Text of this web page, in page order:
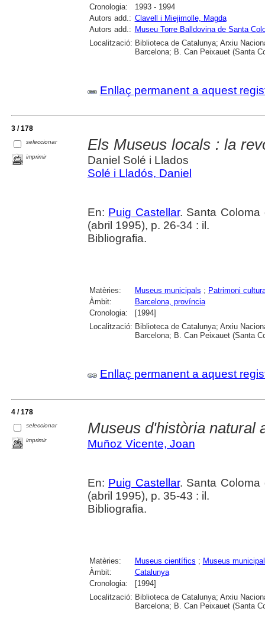
Cronologia:
1993 - 1994
Autors add.: Clavell i Miejimolle, Magda
Autors add.: Museu Torre Balldovina de Santa
Localització: Biblioteca de Catalunya; Arxiu
Barcelona; B. Can Peixauet (Santa
Enllaç permanent a aquest
3 / 178
seleccionar
imprimir
Els Museus locals : la
Daniel Solé i Llados
Solé i Lladós, Daniel
En: Puig Castellar. Santa Coloma
(abril 1995), p. 26-34 : il.
Bibliografia.
Matèries: Museus municipals ; Patrimoni
Àmbit:
Barcelona, província
Cronologia:
[1994]
Localització: Biblioteca de Catalunya; Arxiu
Barcelona; B. Can Peixauet (Santa
Enllaç permanent a aquest
4 / 178
seleccionar
imprimir
Museus d'història natural
Muñoz Vicente, Joan
En: Puig Castellar. Santa Coloma
(abril 1995), p. 35-43 : il.
Bibliografia.
Matèries: Museus científics ; Museus
Àmbit:
Catalunya
Cronologia:
[1994]
Localització: Biblioteca de Catalunya; Arxiu
Barcelona; B. Can Peixauet (Santa